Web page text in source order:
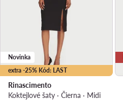
extra -25% Kód: LAST
Novinka
Rinascimento
Koktejlové šaty · Čierna · Midi